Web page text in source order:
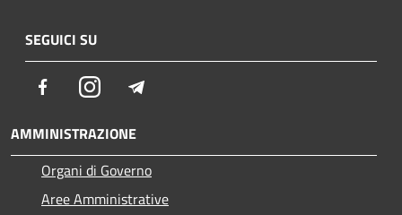
SEGUICI SU
FacebookInstagram
AMMINISTRAZIONE
Organi di Governo
Aree Amministrative